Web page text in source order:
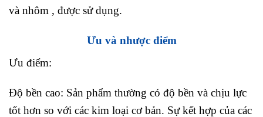
và nhôm , được sử dụng.
Ưu và nhược điểm
Ưu điểm:
Độ bền cao: Sản phẩm thường có độ bền và chịu lực
tốt hơn so với các kim loại cơ bản. Sự kết hợp của các